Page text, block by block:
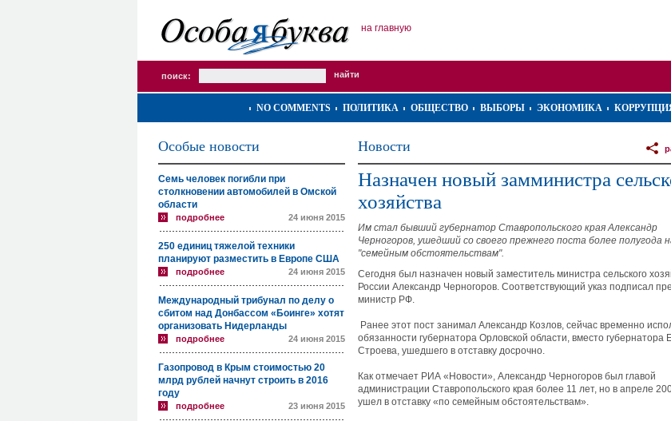
на главную
поиск:
NO COMMENTS ПОЛИТИКА ОБЩЕСТВО ВЫБОРЫ ЭКОНОМИКА
Особые новости
Семь человек погибли при
столкновении автомобилей в Омской
области
подробнее 24 июня 2015
250 единиц тяжелой техники
планируют разместить в Европе США
подробнее 24 июня 2015
Международный трибунал по делу о
сбитом над Донбассом «Боинге» хотят
организовать Нидерланды
подробнее 24 июня 2015
Газопровод в Крым стоимостью 20
млрд рублей начнут строить в 2016
году
подробнее 23 июня 2015
Новости
Назначен новый замминистра
хозяйства
Им стал бывший губернатор Ставропольского края Александр
Черногоров, ушедший со своего прежнего поста более полугода
"семейным обстоятельствам".
Сегодня был назначен новый заместитель министра сельского
России Александр Черногоров. Соответствующий указ подписал
министр РФ.
Ранее этот пост занимал Александр Козлов, сейчас временно
обязанности губернатора Орловской области, вместо губернатора
Строева, ушедшего в отставку досрочно.
Как отмечает РИА «Новости», Александр Черногоров был главой
администрации Ставропольского края более 11 лет, но в апреле
ушел в отставку «по семейным обстоятельствам».